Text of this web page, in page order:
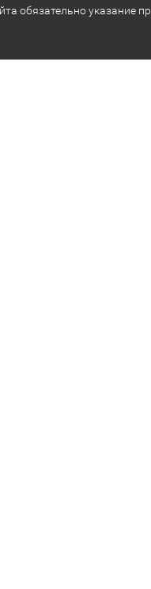
обязательно указание